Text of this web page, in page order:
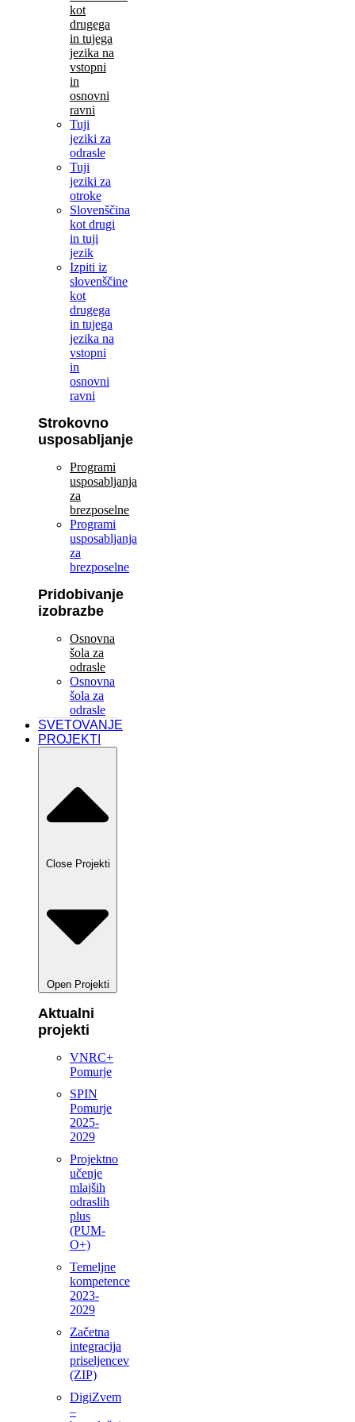
kot
drugega
in tujega
jezika na
vstopni
in
osnovni
ravni
Tuji
jeziki za
odrasle
Tuji
jeziki za
otroke
Slovenščina
kot drugi
in tuji
jezik
Izpiti iz
slovenščine
kot
drugega
in tujega
jezika na
vstopni
in
osnovni
ravni
Strokovno
usposabljanje
Programi
usposabljanja
za
brezposelne
Programi
usposabljanja
za
brezposelne
Pridobivanje
izobrazbe
Osnovna
šola za
odrasle
Osnovna
šola za
odrasle
SVETOVANJE
PROJEKTI
Close Projekti
Open Projekti
Aktualni
projekti
VNRC+
Pomurje
SPIN
Pomurje
2025-
2029
Projektno
učenje
mlajših
odraslih
plus
(PUM-
O+)
Temeljne
kompetence
2023-
2029
Začetna
integracija
priseljencev
(ZIP)
DigiZvem
–